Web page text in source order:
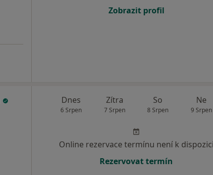
Zobrazit profil
Dnes
6 Srpen
Zítra
7 Srpen
So
8 Srpen
Ne
9 Srpen
Online rezervace termínu není k dispozici
Rezervovat termín